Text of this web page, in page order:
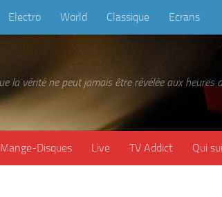
Electro World Classique Ecrans
la vérité ne peut jamais être révélée aux heures
Mange-Disques Live TV Addict Qui